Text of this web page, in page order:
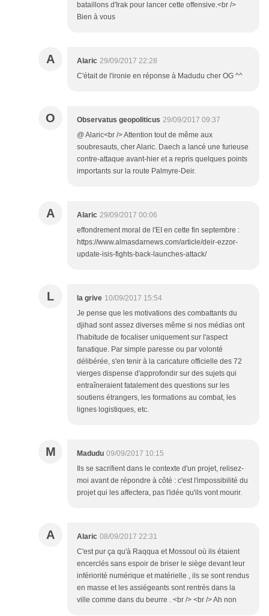
bataillons d'Irak pour lancer cette offensive.<br />
Bien à vous
A Alaric 29/09/2017 22:28
C'était de l'ironie en réponse à Madudu cher OG ^^
O Observatus geopoliticus 29/09/2017 09:37
@ Alaric<br /> Attention tout de même aux
soubresauts, cher Alaric. Daech a lancé une furieuse
contre-attaque avant-hier et a repris quelques points
importants sur la route Palmyre-Deir.
A Alaric 29/09/2017 00:06
effondrement moral de l'EI en cette fin septembre :
https://www.almasdarnews.com/article/deir-ezzor-
update-isis-fights-back-launches-attack/
L la grive 10/09/2017 15:54
Je pense que les motivations des combattants du
djihad sont assez diverses même si nos médias ont
l'habitude de focaliser uniquement sur l'aspect
fanatique. Par simple paresse ou par volonté
délibérée, s'en tenir à la caricature officielle des 72
vierges dispense d'approfondir sur des sujets qui
entraîneraient fatalement des questions sur les
soutiens étrangers, les formations au combat, les
lignes logistiques, etc.
M Madudu 09/09/2017 10:15
Ils se sacrifient dans le contexte d'un projet, relisez-
moi avant de répondre à côté : c'est l'impossibilité du
projet qui les affectera, pas l'idée qu'ils vont mourir.
A Alaric 08/09/2017 22:31
C'est pur ça qu'à Raqqua et Mossoul où ils étaient
encerclés sans espoir de briser le siège devant leur
infériorité numérique et matérielle , ils se sont rendus
en masse et les assiégeants sont rentrés dans la
ville comme dans du beurre . <br /> <br /> Ah non